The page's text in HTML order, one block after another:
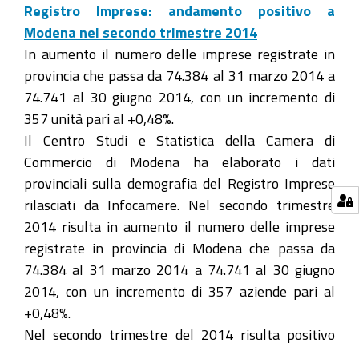
Registro Imprese: andamento positivo a
Modena nel secondo trimestre 2014
In aumento il numero delle imprese registrate in
provincia che passa da 74.384 al 31 marzo 2014 a
74.741 al 30 giugno 2014, con un incremento di
357 unità pari al +0,48%.
Il Centro Studi e Statistica della Camera di
Commercio di Modena ha elaborato i dati
provinciali sulla demografia del Registro Imprese
rilasciati da Infocamere. Nel secondo trimestre
2014 risulta in aumento il numero delle imprese
registrate in provincia di Modena che passa da
74.384 al 31 marzo 2014 a 74.741 al 30 giugno
2014, con un incremento di 357 aziende pari al
+0,48%.
Nel secondo trimestre del 2014 risulta positivo